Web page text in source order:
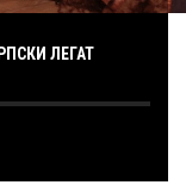
ЛЕГАТ